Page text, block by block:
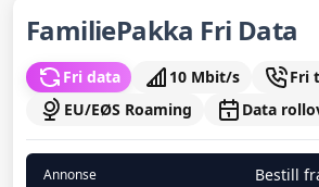
FamiliePakka Fri Data
Fri data 10 Mbit/s
Fri
EU/EØS Roaming
Data
Annonse Bestill